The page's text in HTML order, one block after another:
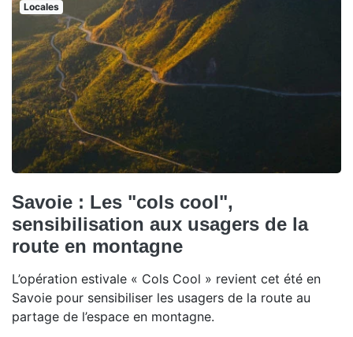
Locales
Savoie : Les "cols cool",
sensibilisation aux usagers de la
route en montagne
L’opération estivale « Cols Cool » revient cet été en
Savoie pour sensibiliser les usagers de la route au
partage de l’espace en montagne.